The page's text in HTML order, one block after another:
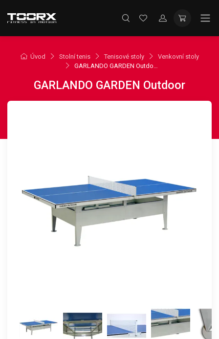
Úvod Stolní tenis Tenisové stoly
Venkovní stoly
GARLANDO GARDEN Outdoor
GARLANDO GARDEN Outdoor